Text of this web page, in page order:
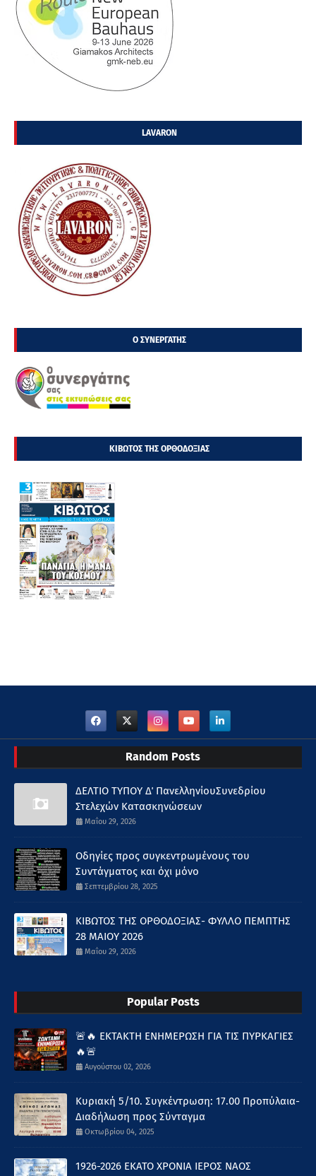
LAVARON
Ο ΣΥΝΕΡΓΑΤΗΣ
ΚΙΒΩΤΟΣ ΤΗΣ ΟΡΘΟΔΟΞΙΑΣ
Random Posts
ΔΕΛΤΙΟ ΤΥΠΟΥ Δ΄ ΠανελληνίουΣυνεδρίου
Στελεχών Κατασκηνώσεων
Μαΐου 29, 2026
Οδηγίες προς συγκεντρωμένους του
Συντάγματος και όχι μόνο
Σεπτεμβρίου 28, 2025
ΚΙΒΩΤΟΣ ΤΗΣ ΟΡΘΟΔΟΞΙΑΣ- ΦΥΛΛΟ ΠΕΜΠΤΗΣ
28 ΜΑΙΟΥ 2026
Μαΐου 29, 2026
Popular Posts
🚨🔥 ΕΚΤΑΚΤΗ ΕΝΗΜΕΡΩΣΗ ΓΙΑ ΤΙΣ ΠΥΡΚΑΓΙΕΣ
🔥🚨
Αυγούστου 02, 2026
Κυριακή 5/10. Συγκέντρωση: 17.00 Προπύλαια-
Διαδήλωση προς Σύνταγμα
Οκτωβρίου 04, 2025
1926-2026 ΕΚΑΤΟ ΧΡΟΝΙΑ ΙΕΡΟΣ ΝΑΟΣ